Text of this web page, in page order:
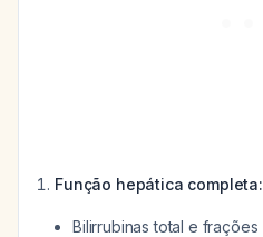
Função hepática completa:
Bilirrubinas total e frações